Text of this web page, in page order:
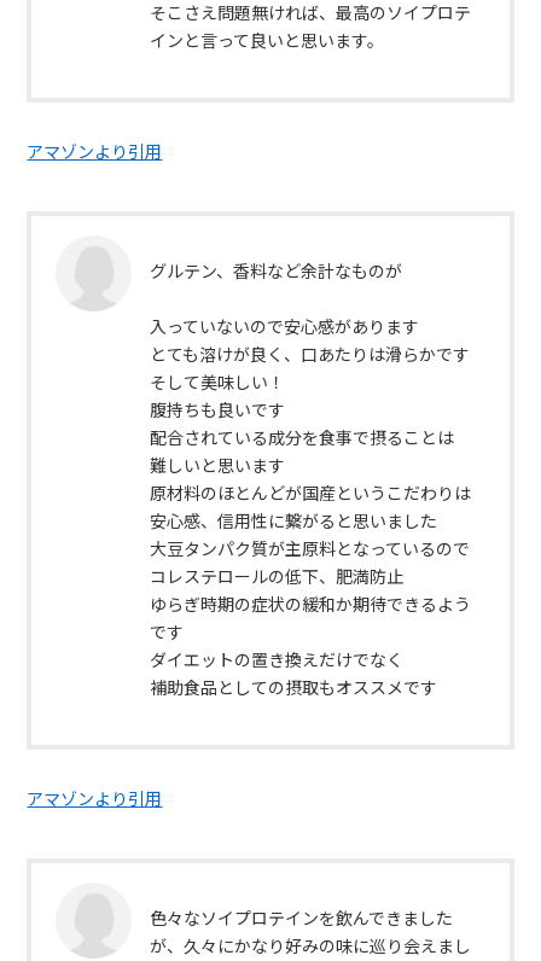
そこさえ問題無ければ、最高のソイプロテ
インと言って良いと思います。
アマゾンより引用
グルテン、香料など余計なものが
入っていないので安心感があります
とても溶けが良く、口あたりは滑らかです
そして美味しい！
腹持ちも良いです
配合されている成分を食事で摂ることは
難しいと思います
原材料のほとんどが国産というこだわりは
安心感、信用性に繋がると思いました
大豆タンパク質が主原料となっているので
コレステロールの低下、肥満防止
ゆらぎ時期の症状の緩和か期待できるよう
です
ダイエットの置き換えだけでなく
補助食品としての摂取もオススメです
アマゾンより引用
色々なソイプロテインを飲んできました
が、久々にかなり好みの味に巡り会えまし